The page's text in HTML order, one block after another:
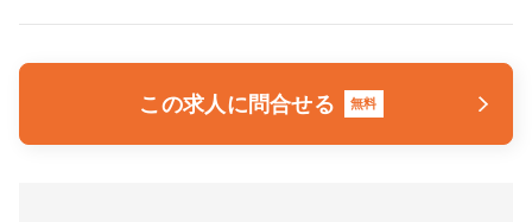
この求人に問合せる 無料